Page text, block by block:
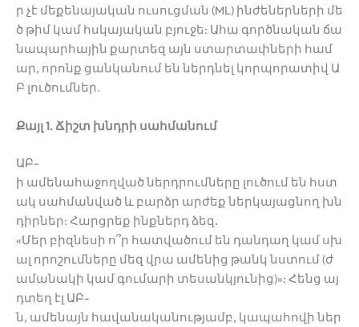
ր չէ մեքենայական ուսուցման (ML) ինժեներների մե
ծ թիմ կամ հսկայական բյուջե: Ահա գործնական ճա
նապարհային քարտեզ այն ստարտափների համ
ար, որոնք ցանկանում են ներդնել կորպորատիվ Ա
Բ լուծումներ.
Քայլ 1. Ճիշտ խնդրի սահմանում
ԱԲ-
ի ամենահաջողված ներդրումները լուծում են հստ
ակ սահմանված և բարձր արժեք ներկայացնող խն
դիրներ: Հարցրեք ինքներդ ձեզ.
«Մեր բիզնեսի ո՞ր հատվածում են դանդաղ կամ սխ
ալ որոշումները մեզ վրա ամենից թանկ նստում (ժ
ամանակի կամ գումարի տեսանկյունից)»: Հենց այ
դտեղ էլ ԱԲ-
ն, ամենայն հավանականությամբ, կապահովի ներ